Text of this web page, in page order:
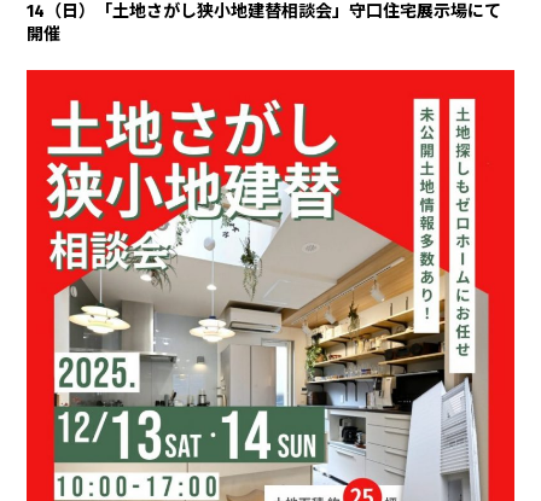
14（日）「土地さがし狭小地建替相談会」守口住宅展示場にて
開催